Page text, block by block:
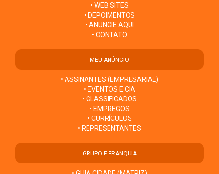
• WEB SITES
• DEPOIMENTOS
• ANUNCIE AQUI
• CONTATO
MEU ANÚNCIO
• ASSINANTES (EMPRESARIAL)
• EVENTOS E CIA
• CLASSIFICADOS
• EMPREGOS
• CURRÍCULOS
• REPRESENTANTES
GRUPO E FRANQUIA